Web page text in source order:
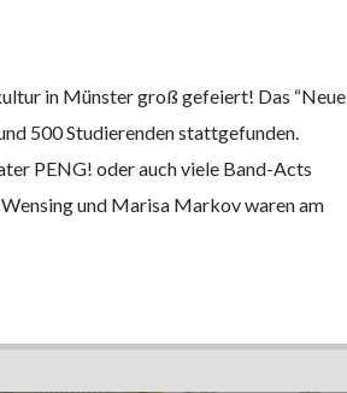
in Münster groß gefeiert! Das “Neue
500 Studierenden stattgefunden.
PENG! oder auch viele Band-Acts
und Marisa Markov waren am